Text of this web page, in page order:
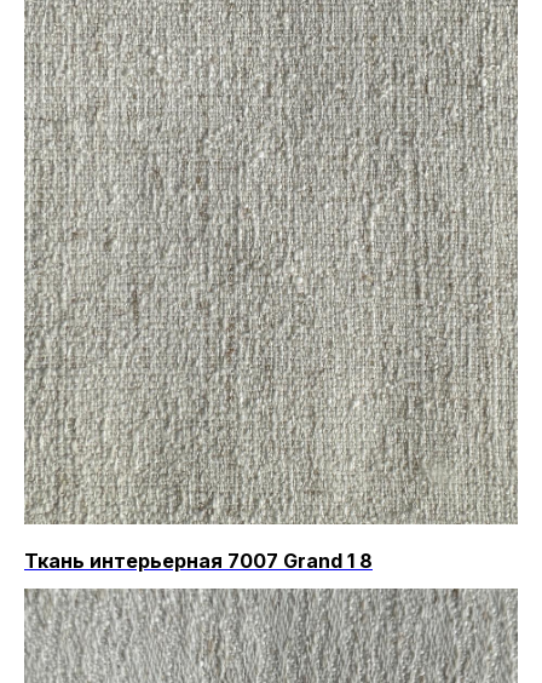
Ткань интерьерная 7007 Grand 1 8